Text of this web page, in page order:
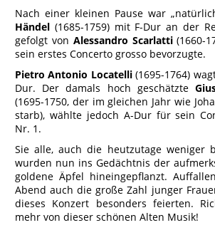
Nach einer kleinen Pause war
Händel (1685-1759) mit F-Dur an der
gefolgt von Alessandro Scarlatti(1660-
sein erstes Concerto grosso bevorzugte.
Pietro Antonio Locatelli(1695-1764)
Dur. Der damals hoch geschätzte
(1695-1750, der im gleichen Jahr wie
starb), wählte jedoch A-Dur für sein
Nr. 1.
Sie alle, auch die heutzutage weniger
wurden nun ins Gedächtnis der
goldene Äpfel hineingepflanzt.
Abend auch die große Zahl junger
dieses Konzert besonders feierten.
mehr von dieser schönen Alten Musik!